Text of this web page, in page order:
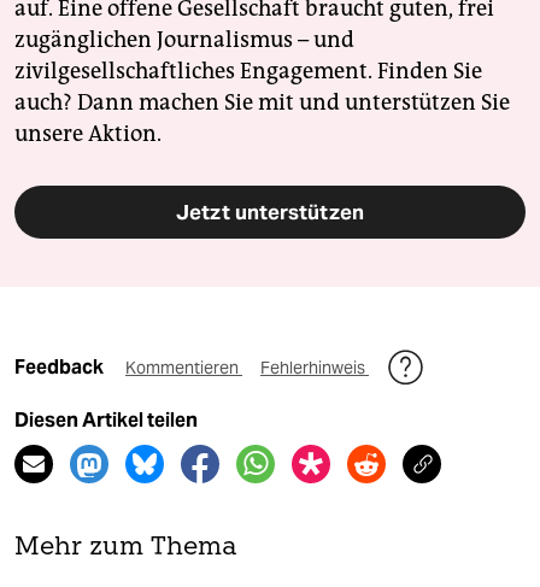
auf. Eine offene Gesellschaft braucht guten, frei
zugänglichen Journalismus – und
zivilgesellschaftliches Engagement. Finden Sie
auch? Dann machen Sie mit und unterstützen Sie
unsere Aktion.
Jetzt unterstützen
Feedback Kommentieren Fehlerhinweis
Diesen Artikel teilen
Mehr zum Thema